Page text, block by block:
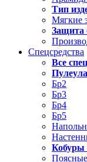
Тип
Мягкие
Защита
Спецсредства
Все
Бр2
Бр3
Бр4
Бр5
Кобуры